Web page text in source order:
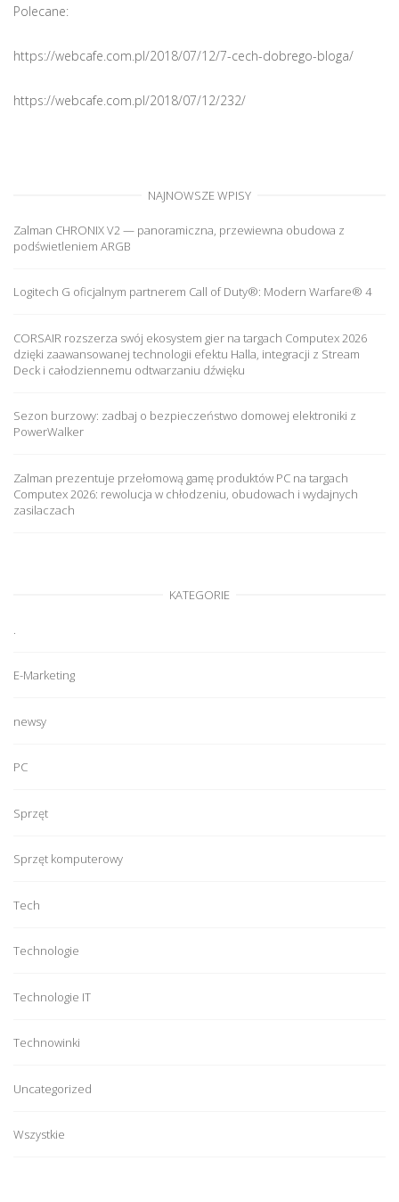
Polecane:
https://webcafe.com.pl/2018/07/12/7-cech-dobrego-bloga/
https://webcafe.com.pl/2018/07/12/232/
NAJNOWSZE WPISY
Zalman CHRONIX V2 — panoramiczna, przewiewna obudowa z
podświetleniem ARGB
Logitech G oficjalnym partnerem Call of Duty®: Modern Warfare® 4
CORSAIR rozszerza swój ekosystem gier na targach Computex 2026
dzięki zaawansowanej technologii efektu Halla, integracji z Stream
Deck i całodziennemu odtwarzaniu dźwięku
Sezon burzowy: zadbaj o bezpieczeństwo domowej elektroniki z
PowerWalker
Zalman prezentuje przełomową gamę produktów PC na targach
Computex 2026: rewolucja w chłodzeniu, obudowach i wydajnych
zasilaczach
KATEGORIE
.
E-Marketing
newsy
PC
Sprzęt
Sprzęt komputerowy
Tech
Technologie
Technologie IT
Technowinki
Uncategorized
Wszystkie